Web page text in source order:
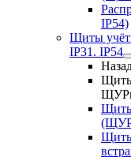
IP54)
Щиты
IP31. IP54
Щиты
Щиты
Щиты